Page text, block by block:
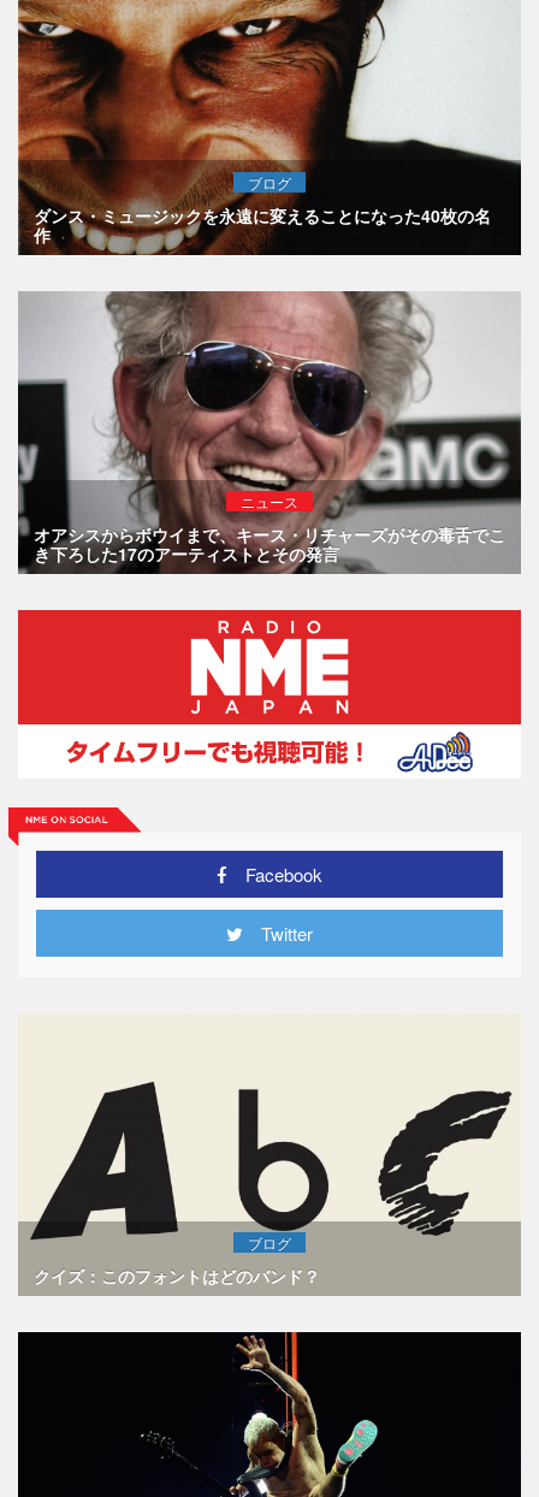
ブログ
ダンス・ミュージックを永遠に変えることになった40枚の名
作
ニュース
オアシスからボウイまで、キース・リチャーズがその毒舌でこ
き下ろした17のアーティストとその発言
Facebook
Twitter
ブログ
クイズ：このフォントはどのバンド？